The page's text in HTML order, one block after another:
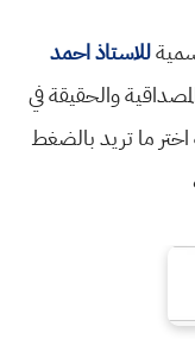
للاستاذ احمد
والحقيقة في
اختر ما تريد بالضغط